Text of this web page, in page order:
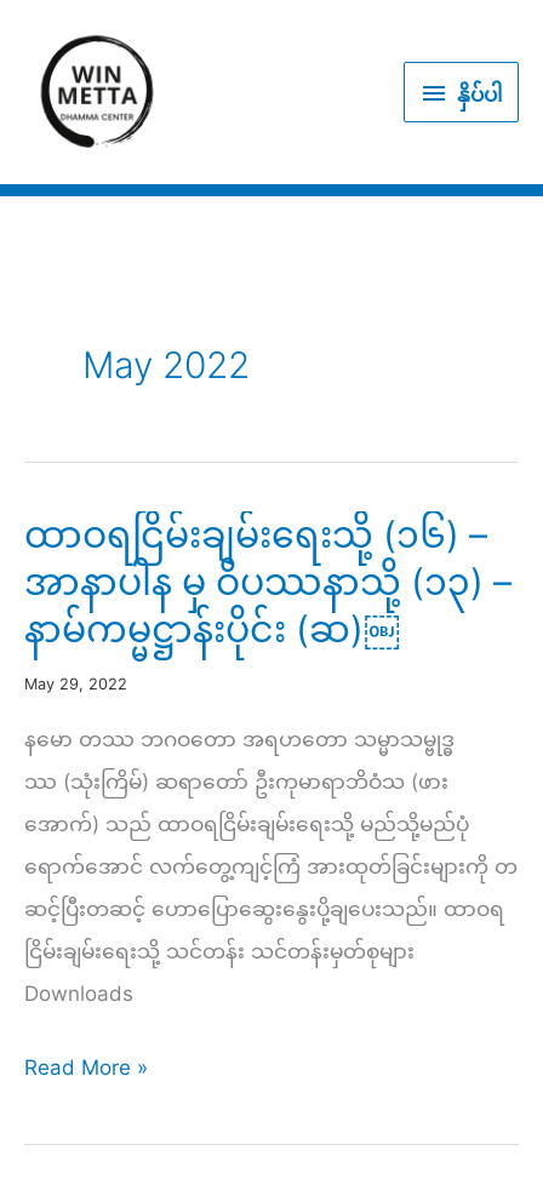
content
နှိပ် နှိပ်ပါ
May 2022
ထာဝရငြိမ်းချမ်းရေးသို့ (၁၆) –
အာနာပါန မှ ဝိပဿနာသို့ (၁၃) –
နာမ်ကမ္မဋ္ဌာန်းပိုင်း (ဆ)￼
May 29, 2022
နမော တဿ ဘဂဝတော အရဟတော သမ္မာသမ္ဗုဒ္ဓ
ဿ (သုံးကြိမ်) ဆရာတော် ဦးကုမာရာဘိဝံသ (ဖား
အောက်) သည် ထာဝရငြိမ်းချမ်းရေးသို့ မည်သို့မည်ပုံ
ရောက်အောင် လက်တွေ့ကျင့်ကြံ အားထုတ်ခြင်းများကို တ
ဆင့်ပြီးတဆင့် ဟောပြောဆွေးနွေးပို့ချပေးသည်။ ထာဝရ
ငြိမ်းချမ်းရေးသို့ သင်တန်း သင်တန်းမှတ်စုများ
Downloads
ထာဝရ
ရေး
Read More »